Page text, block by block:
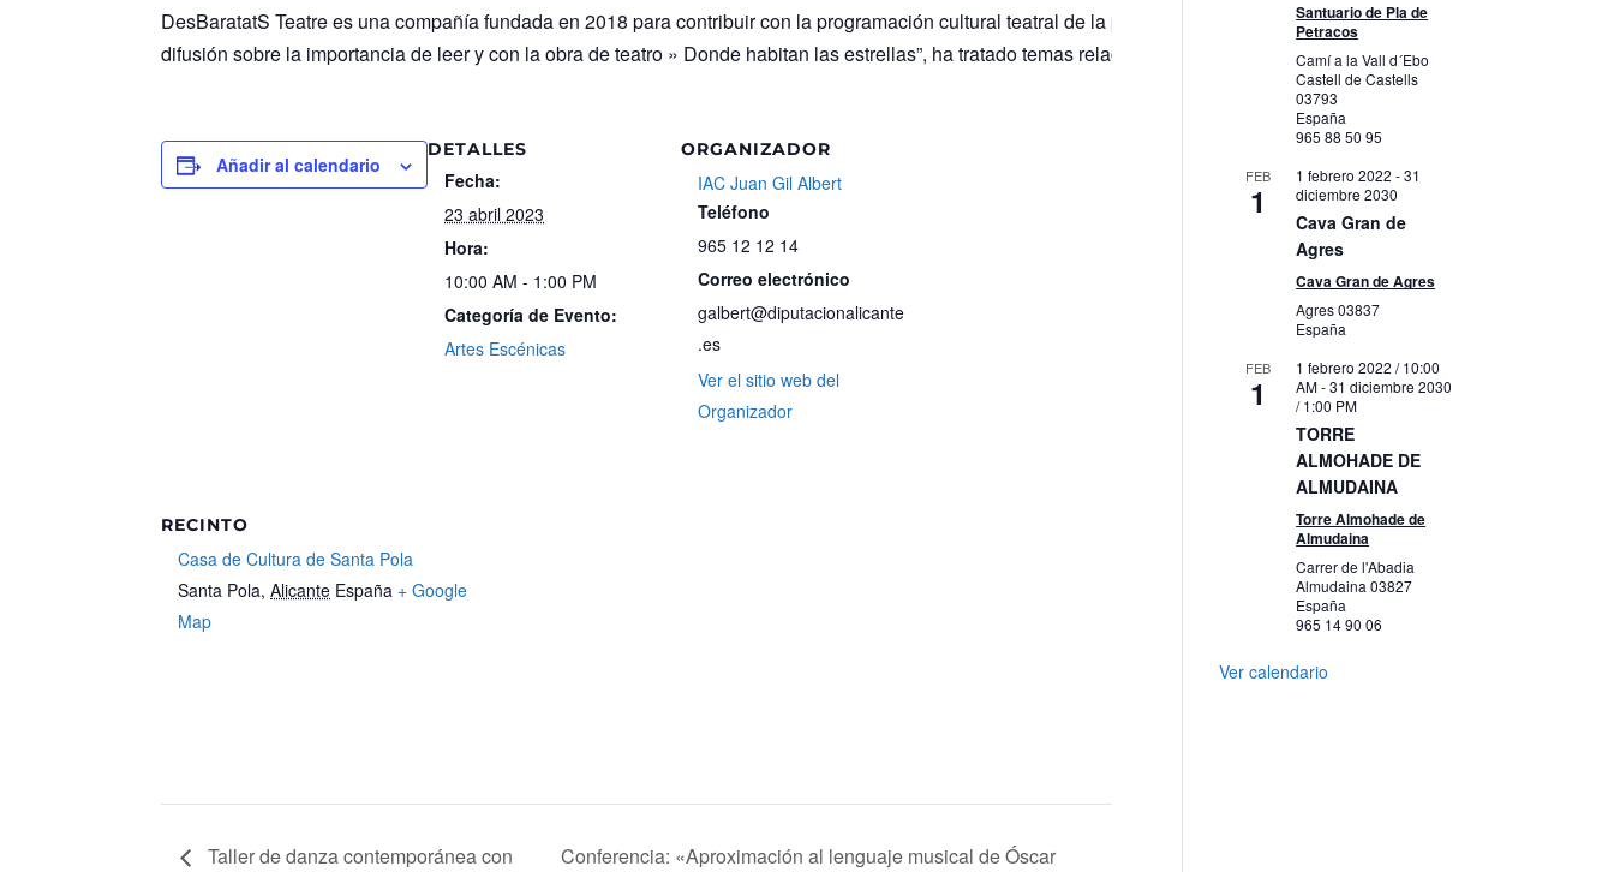
DesBaratatS Teatre es una compañía fundada en 2018 para contribuir con la programación cultural teatral de la provincia de Alicante. Con teatros infantiles y
difusión sobre la importancia de leer y con la obra de teatro » Donde habitan las estrellas”, ha tratado temas relacionados con la diversidad familiar y funcional sin
Añadir al calendario
DETALLES
Fecha:
23 abril 2023
Hora:
10:00 AM - 1:00 PM
Categoría de Evento:
Artes Escénicas
ORGANIZADOR
IAC Juan Gil Albert
Teléfono
965 12 12 14
Correo electrónico
galbert@diputacionalicante
.es
Ver el sitio web del
Organizador
RECINTO
Casa de Cultura de Santa Pola
Santa Pola, Alicante España + Google
Map
Taller de danza contemporánea con Conferencia: «Aproximación al lenguaje musical de Óscar
Santuario de Pla de
Petracos
Camí a la Vall d´Ebo
Castell de Castells
03793
España
965 88 50 95
FEB
1
1 febrero 2022 -31
diciembre 2030
Cava Gran de
Agres
Cava Gran de Agres
Agres03837
España
FEB
1
1 febrero 2022 / 10:00
AM-31 diciembre 2030
/ 1:00 PM
TORRE
ALMOHADE DE
ALMUDAINA
Torre Almohade de
Almudaina
Carrer de l'Abadia
Almudaina03827
España
965 14 90 06
Ver calendario